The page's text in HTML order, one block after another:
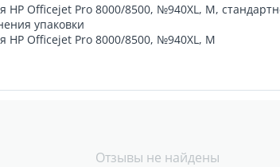
HP Officejet Pro 8000/8500, №940XL, M,
упаковки
HP Officejet Pro 8000/8500, №940XL, M
Отзывы не найдены